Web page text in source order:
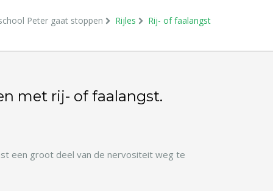
Peter gaat stoppen Rijles Rij- of faalangst
met rij- of faalangst.
een groot deel van de nervositeit weg te